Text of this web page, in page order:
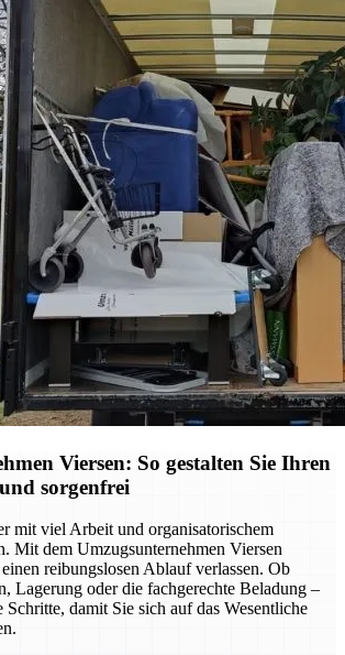
Viersen: So gestalten Sie Ihren
sorgenfrei
mit viel Arbeit und organisatorischem
Mit dem Umzugsunternehmen Viersen
reibungslosen Ablauf verlassen. Ob
Lagerung oder die fachgerechte Beladung –
damit Sie sich auf das Wesentliche